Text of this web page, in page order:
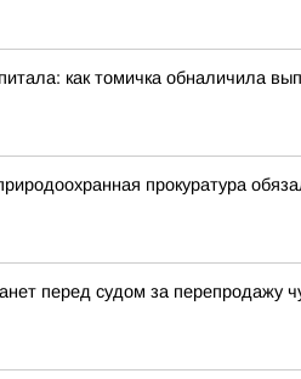
как томичка обналичила
прокуратура
перед судом за перепродажу